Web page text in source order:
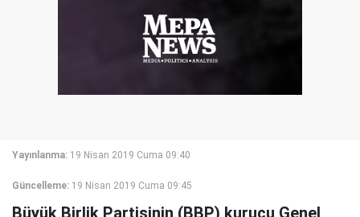
Yayınlanma: 19 Nisan 2019 Cuma 09:40
Güncelleme: 19 Nisan 2019 Cuma 09:45
Büyük Birlik Partisinin (BBP) kurucu Genel